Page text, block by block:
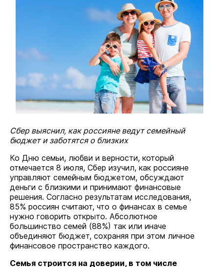
Сбер выяснил, как россияне ведут семейный
бюджет и заботятся о близких
Ко Дню семьи, любви и верности, который
отмечается 8 июля, Сбер изучил, как россияне
управляют семейным бюджетом, обсуждают
деньги с близкими и принимают финансовые
решения. Согласно результатам исследования,
85% россиян считают, что о финансах в семье
нужно говорить открыто. Абсолютное
большинство семей (88%) так или иначе
объединяют бюджет, сохраняя при этом личное
финансовое пространство каждого.
Семья строится на доверии, в том числе